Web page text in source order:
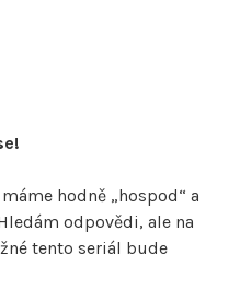
hodně „hospod“ a
odpovědi, ale na
tento seriál bude